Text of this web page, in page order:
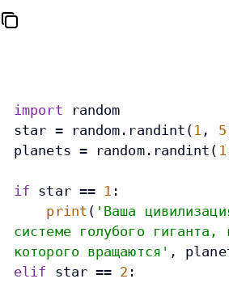
import random
star = random.randint( 1 , 5
planets = random.randint( 1
if star == 1 :
print ( 'Ваша
системе голубого гиганта,
которого вращаются' ,
elif star == 2 :